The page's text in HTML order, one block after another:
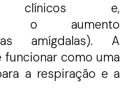
clínicos e,
o aumento
amígdalas). A
como uma
a respiração e a